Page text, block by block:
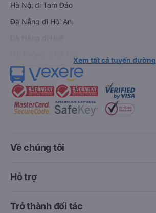
Hà Nội đi Tam Đảo
Đà Nẵng đi Hội An
Xem tất cả tuyến đường
Về chúng tôi
Hỗ trợ
Trở thành đối tác